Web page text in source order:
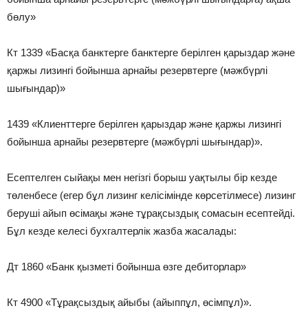
бөлу»
Кт 1339 «Басқа банктерге банктерге берілген қарыздар және
қаржы лизингі бойынша арнайы резервтерге (мәжбүрлі
шығындар)»
1439 «Клиенттерге берілген қарыздар және қаржы лизингі
бойынша арнайы резервтерге (мәжбүрлі шығындар)».
Есептелген сыйақы мен негізгі борыш уақтылы бір кезде
төленбесе (егер бұл лизинг келісімінде көрсетілмесе) лизинг
беруші айып өсімақы және тұрақсыздық сомасын есептейді.
Бұл кезде келесі бухгалтерлік жазба жасалады:
Дт 1860 «Банк қызметі бойынша өзге дебиторлар»
Кт 4900 «Тұрақсыздық айыбы (айыппұл, өсімпұл)».